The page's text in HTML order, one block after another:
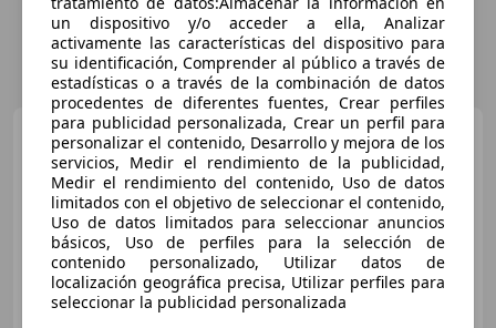
Citroen C4 Cactus 1.6
BlueHDi S&S Feel 100
€ 7.499
Buen precio
05/2015 144.000 km Diésel 73 kW (99 CV)
un dispositivo y/o acceder a ella, Analizar
activamente las características del dispositivo para
su identificación, Comprender al público a través de
estadísticas o a través de la combinación de datos
procedentes de diferentes fuentes, Crear perfiles
para publicidad personalizada, Crear un perfil para
personalizar el contenido, Desarrollo y mejora de los
servicios, Medir el rendimiento de la publicidad,
Medir el rendimiento del contenido, Uso de datos
limitados con el objetivo de seleccionar el contenido,
Uso de datos limitados para seleccionar anuncios
básicos, Uso de perfiles para la selección de
contenido personalizado, Utilizar datos de
localización geográfica precisa, Utilizar perfiles para
seleccionar la publicidad personalizada